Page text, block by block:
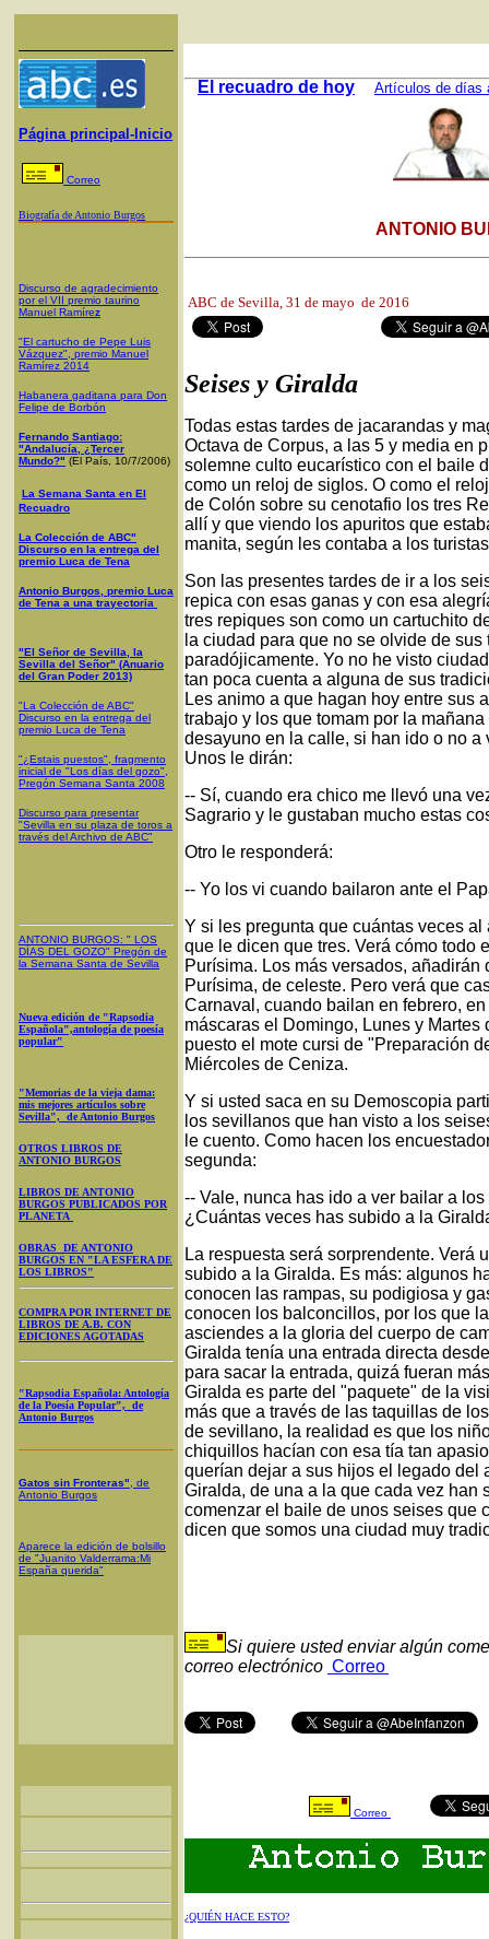
Página principal-Inicio
Correo
Biografía de Antonio Burgos
Discurso de agradecimiento
por el VII premio taurino
Manuel Ramírez
"El cartucho de Pepe Luis
Vázquez", premio Manuel
Ramírez 2014
Habanera gaditana para Don
Felipe de Borbón
Fernando Santiago:
"Andalucía, ¿Tercer
Mundo?" (El País, 10/7/2006)
La Semana Santa en El
Recuadro
La Colección de ABC"
Discurso en la entrega del
premio Luca de Tena
Antonio Burgos, premio Luca
de Tena a una trayectoria
"El Señor de Sevilla, la
Sevilla del Señor" (Anuario
del Gran Poder 2013)
"La Colección de ABC"
Discurso en la entrega del
premio Luca de Tena
"¿Estais puestos", fragmento
inicial de "Los días del gozo",
Pregón Semana Santa 2008
Discurso para presentar
"Sevilla en su plaza de toros a
través del Archivo de ABC"
ANTONIO BURGOS: " LOS
DÍAS DEL GOZO" Pregón de
la Semana Santa de Sevilla
Nueva edición de "Rapsodia
Española",antología de poesía
popular"
"Memorias de la vieja dama:
mis mejores artículos sobre
Sevilla", de Antonio Burgos
OTROS LIBROS DE
ANTONIO BURGOS
LIBROS DE ANTONIO
BURGOS PUBLICADOS POR
PLANETA
OBRAS DE ANTONIO
BURGOS EN "LA ESFERA DE
LOS LIBROS"
COMPRA POR INTERNET DE
LIBROS DE A.B. CON
EDICIONES AGOTADAS
"Rapsodia Española: Antología
de la Poesía Popular", de
Antonio Burgos
Gatos sin Fronteras" , de
Antonio Burgos
Aparece la edición de bolsillo
de "Juanito Valderrama:Mi
España querida"
El recuadro de hoy Artículos de días
ANTONIO
ABC de Sevilla, 31 de mayo de 2016
Seises y Giralda
Todas estas tardes de jacarandas y
Octava de Corpus, a las 5 y media en
solemne culto eucarístico con el baile
como un reloj de siglos. O como el
de Colón sobre su cenotafio los tres
allí y que viendo los apuritos que
manita, según les contaba a los
Son las presentes tardes de ir a los
repica con esas ganas y con esa
tres repiques son como un cartuchito
la ciudad para que no se olvide de
paradójicamente. Yo no he visto
tan poca cuenta a alguna de sus
Les animo a que hagan hoy entre sus
trabajo y los que tomam por la
desayuno en la calle, si han ido o no
Unos le dirán:
-- Sí, cuando era chico me llevó una
Sagrario y le gustaban mucho estas
Otro le responderá:
-- Yo los vi cuando bailaron ante el
Y si les pregunta que cuántas veces
que le dicen que tres. Verá cómo todo
Purísima. Los más versados,
Purísima, de celeste. Pero verá que
Carnaval, cuando bailan en febrero,
máscaras el Domingo, Lunes y
puesto el mote cursi de "Preparación
Miércoles de Ceniza.
Y si usted saca en su Demoscopia
los sevillanos que han visto a los
le cuento. Como hacen los
segunda:
-- Vale, nunca has ido a ver bailar a
¿Cuántas veces has subido a la
La respuesta será sorprendente. Verá
subido a la Giralda. Es más: algunos
conocen las rampas, su podigiosa y
conocen los balconcillos, por los que
asciendes a la gloria del cuerpo de
Giralda tenía una entrada directa
para sacar la entrada, quizá fueran
Giralda es parte del "paquete" de la
más que a través de las taquillas de
de sevillano, la realidad es que los
chiquillos hacían con esa tía tan
querían dejar a sus hijos el legado del
Giralda, de una a la que cada vez han
comenzar el baile de unos seises que
dicen que somos una ciudad muy
Si quiere usted enviar algún
correo electrónico Correo
Correo
¿QUIÉN HACE ESTO?